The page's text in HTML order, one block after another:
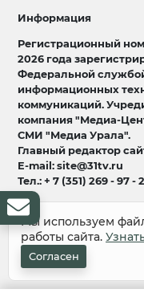
Информация
Регистрационный
2026 года
Федеральной
информационных
коммуникаций.
компания "Медиа-
СМИ "Медиа Урала".
Главный редактор
E-mail: site@31tv.ru
Тел.: + 7 (351) 269 - 97 -
18+
© 2008-2026 Все
разработка и
Мы используем
работы сайта.
Согласен